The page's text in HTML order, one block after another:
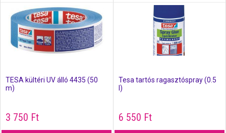
TESA kültéri UV álló 4435 (50
m)
3 750 Ft
Tesa tartós ragasztóspray (0.5
l)
6 550 Ft